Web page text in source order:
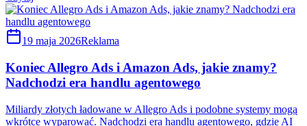
19 maja 2026Reklama
Koniec Allegro Ads i Amazon Ads, jakie znamy?
Nadchodzi era handlu agentowego
Miliardy złotych ładowane w Allegro Ads i podobne systemy mogą
wkrótce wyparować. Nadchodzi era handlu agentowego, gdzie AI